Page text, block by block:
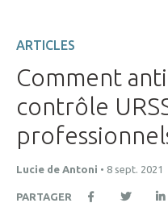
ARTICLES
Comment
contrôle
Lucie de Antoni • 8 sept. 2021
PARTAGER